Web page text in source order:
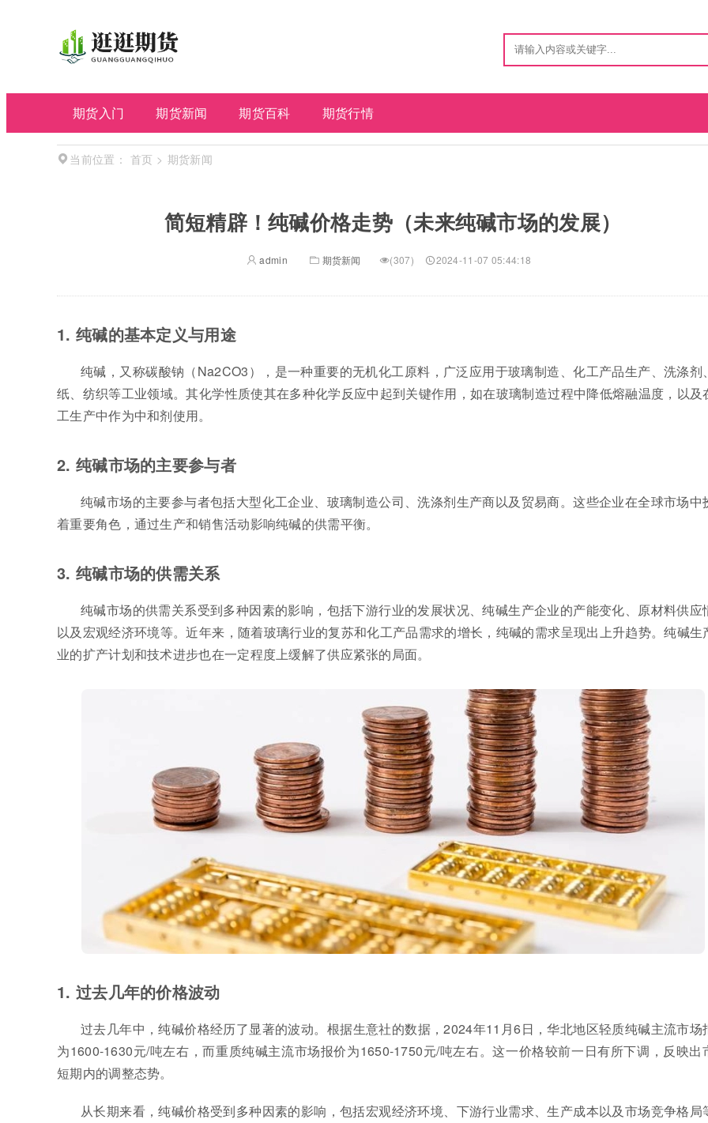
期货入门 期货新闻 期货百科 期货行情
当前位置： 首页 > 期货新闻
简短精辟！纯碱价格走势（未来纯碱市场的发展）
admin 期货新闻 (307) 2024-11-07 05:44:18
1. 纯碱的基本定义与用途
纯碱，又称碳酸钠（Na2CO3），是一种重要的无机化工原料，广泛应用于玻璃制造、化工产品生产、洗涤剂
纸、纺织等工业领域。其化学性质使其在多种化学反应中起到关键作用，如在玻璃制造过程中降低熔融温度，以及
工生产中作为中和剂使用。
2. 纯碱市场的主要参与者
纯碱市场的主要参与者包括大型化工企业、玻璃制造公司、洗涤剂生产商以及贸易商。这些企业在全球市场中
着重要角色，通过生产和销售活动影响纯碱的供需平衡。
3. 纯碱市场的供需关系
纯碱市场的供需关系受到多种因素的影响，包括下游行业的发展状况、纯碱生产企业的产能变化、原材料供应
以及宏观经济环境等。近年来，随着玻璃行业的复苏和化工产品需求的增长，纯碱的需求呈现出上升趋势。纯碱生
业的扩产计划和技术进步也在一定程度上缓解了供应紧张的局面。
1. 过去几年的价格波动
过去几年中，纯碱价格经历了显著的波动。根据生意社的数据，2024年11月6日，华北地区轻质纯碱主流市场
为1600-1630元/吨左右，而重质纯碱主流市场报价为1650-1750元/吨左右。这一价格较前一日有所下调，反映出
短期内的调整态势。
从长期来看，纯碱价格受到多种因素的影响，包括宏观经济环境、下游行业需求、生产成本以及市场竞争格局